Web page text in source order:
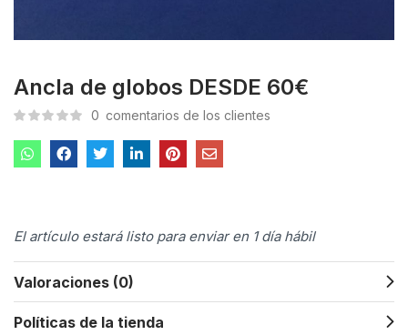
Ancla de globos DESDE 60€
0 comentarios de los clientes
El artículo estará listo para enviar en 1 día hábil
Valoraciones (0)
Políticas de la tienda